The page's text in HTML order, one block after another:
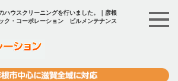
ハウスクリーニングを行いました。｜彦根
ク・コーポレーション ビルメンテナンス